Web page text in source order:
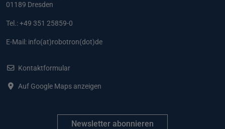
01189 Dresden
Tel.: +49 351 25859-0
E-Mail: info(at)robotron(dot)de
Kontaktformular
Auf Google Maps anzeigen
Newsletter abonnieren